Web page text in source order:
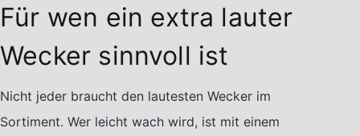
Für wen ein extra lauter
Wecker sinnvoll ist
Nicht jeder braucht den lautesten Wecker im
Sortiment. Wer leicht wach wird, ist mit einem